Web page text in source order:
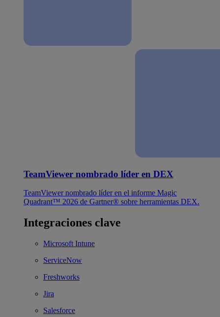
TeamViewer nombrado líder en DEX
TeamViewer nombrado líder en el informe Magic
Quadrant™ 2026 de Gartner® sobre herramientas DEX.
Integraciones clave
Microsoft Intune
ServiceNow
Freshworks
Jira
Salesforce